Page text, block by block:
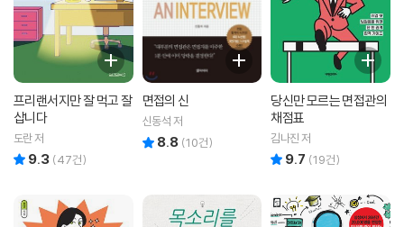
프리랜서지만 잘 먹고 잘
삽니다
도란 저
9.3 (47건)
면접의 신
신동석 저
8.8 (10건)
당신만 모르는 면접관의
채점표
김나진 저
9.7 (19건)